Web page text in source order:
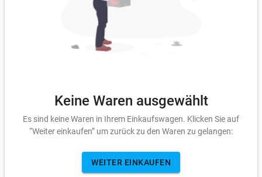
Keine Waren ausgewählt
Es sind keine Waren in Ihrem Einkaufswagen. Klicken Sie auf
“Weiter einkaufen” um zurück zu den Waren zu gelangen:
WEITER EINKAUFEN